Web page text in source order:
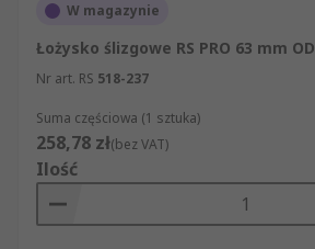
W magazynie
Łożysko ślizgowe RS PRO 63 mm OD
Nr art. RS 518-237
Suma częściowa (1 sztuka)
258,78 zł(bez VAT)
Ilość